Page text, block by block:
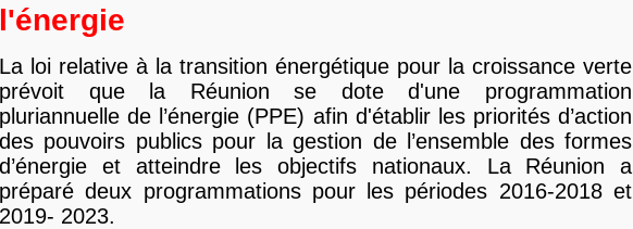
l'énergie
La loi relative à la transition énergétique pour la croissance verte
prévoit que la Réunion se dote d'une programmation
pluriannuelle de l’énergie (PPE) afin d'établir les priorités d’action
des pouvoirs publics pour la gestion de l’ensemble des formes
d’énergie et atteindre les objectifs nationaux. La Réunion a
préparé deux programmations pour les périodes 2016-2018 et
2019- 2023.